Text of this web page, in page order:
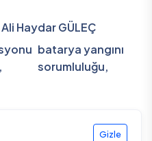
Haydar GÜLEÇ
,
batarya yangını
sorumluluğu,
Gizle